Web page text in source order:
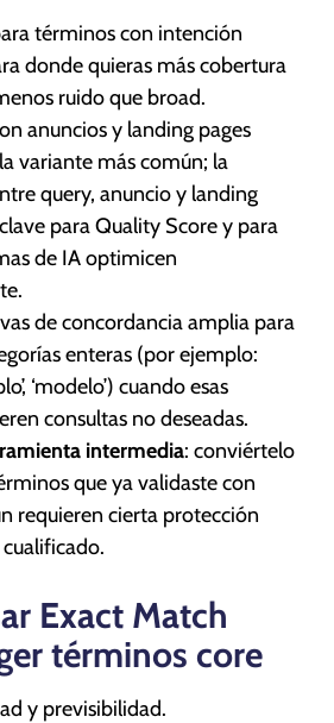
términos con intención
donde quieras más cobertura
ruido que broad.
anuncios y landing pages
variante más común; la
query, anuncio y landing
para Quality Score y para
de IA optimicen
de concordancia amplia para
enteras (por ejemplo:
‘modelo’) cuando esas
consultas no deseadas.
intermedia: conviértelo
que ya validaste con
requieren cierta protección
Exact Match
términos core
y previsibilidad.